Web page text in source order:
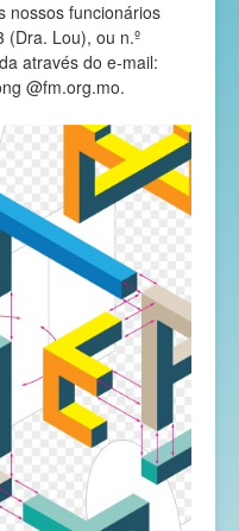
nossos funcionários
(Dra. Lou), ou n.º
através do e-mail:
@fm.org.mo.